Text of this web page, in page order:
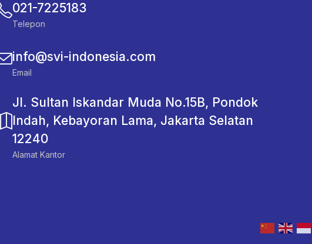
021-7225183
Telepon
info@svi-indonesia.com
Email
Jl. Sultan Iskandar Muda No.15B, Pondok
Indah, Kebayoran Lama, Jakarta Selatan
12240
Alamat Kantor